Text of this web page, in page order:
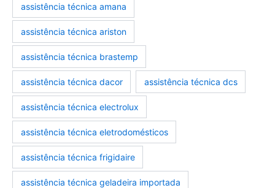
assistência técnica amana
assistência técnica ariston
assistência técnica brastemp
assistência técnica dacor assistência técnica dcs
assistência técnica electrolux
assistência técnica eletrodomésticos
assistência técnica frigidaire
assistência técnica geladeira importada